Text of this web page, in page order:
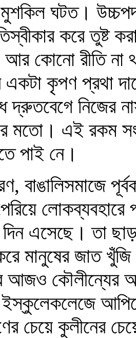
ঘটত।
করে তুষ্ট
আর কোনো রীতি
একটা কৃপণ প্রথা
দ্রুতবেগে নিজের
মতো। এই রকম
পাই নে।
বাঙালিসমাজে
লোকব্যবহারে
দিন এসেছে। তা
মানুষের জাত
আজও কৌলীন্যের
ইস্কুলেকলেজে
চেয়ে কুলীনের